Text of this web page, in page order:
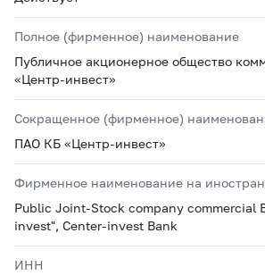
Полное (фирменное) наименование
Публичное акционерное общество
«Центр-инвест»
Сокращенное (фирменное)
ПАО КБ «Центр-инвест»
Фирменное наименование на
Public Joint-Stock company commercial
invest", Center-invest Bank
ИНН